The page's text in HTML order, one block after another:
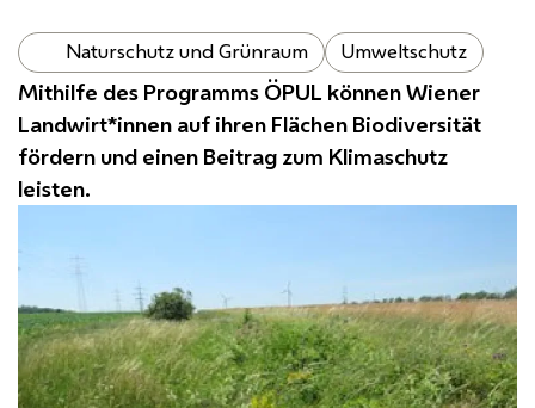
Naturschutz und Grünraum Umweltschutz
Mithilfe des ProgrammsÖPULkönnen Wiener
Landwirt*innen auf ihren Flächen Biodiversität
fördern und einen Beitrag zum Klimaschutz
leisten.